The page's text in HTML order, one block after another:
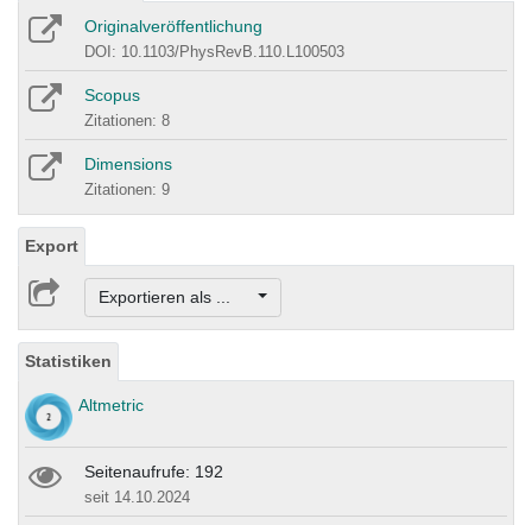
Originalveröffentlichung
DOI: 10.1103/PhysRevB.110.L100503
Scopus
Zitationen: 8
Dimensions
Zitationen: 9
Export
Exportieren als ...
Statistiken
Altmetric
Seitenaufrufe: 192
seit 14.10.2024